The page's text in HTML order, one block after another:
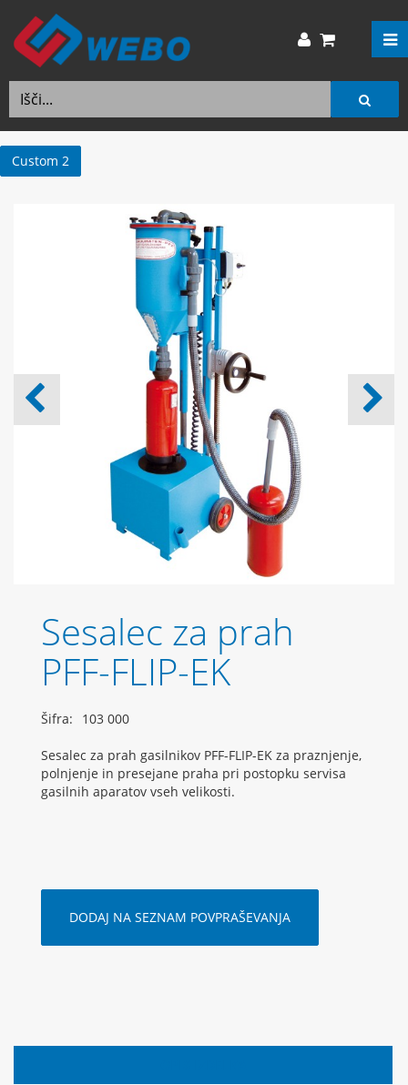
Custom 2
Sesalec za prah
PFF-FLIP-EK
Šifra: 103 000
Sesalec za prah gasilnikov PFF-FLIP-EK za praznjenje,
polnjenje in presejane praha pri postopku servisa
gasilnih aparatov vseh velikosti.
DODAJ NA SEZNAM POVPRAŠEVANJA